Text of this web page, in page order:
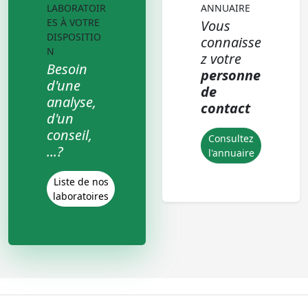
LABORATOIR
ES À VOTRE
DISPOSITIO
N
Besoin
d'une
analyse,
d'un
conseil,
...?
Liste de nos
laboratoires
ANNUAIRE
Vous
connaisse
z votre
personne
de
contact
Consultez
l'annuaire